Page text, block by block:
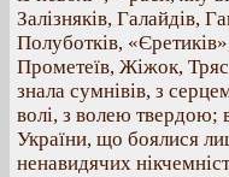
Залізняків, Галайдів,
Полуботків,
Прометеїв, Жіжок,
знала сумнівів, з
волі, з волею твердою;
України, що боялися
ненавидячих